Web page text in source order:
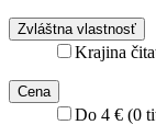
Zvláštna vlastnosť
Krajina
Cena
Do 4 € (0